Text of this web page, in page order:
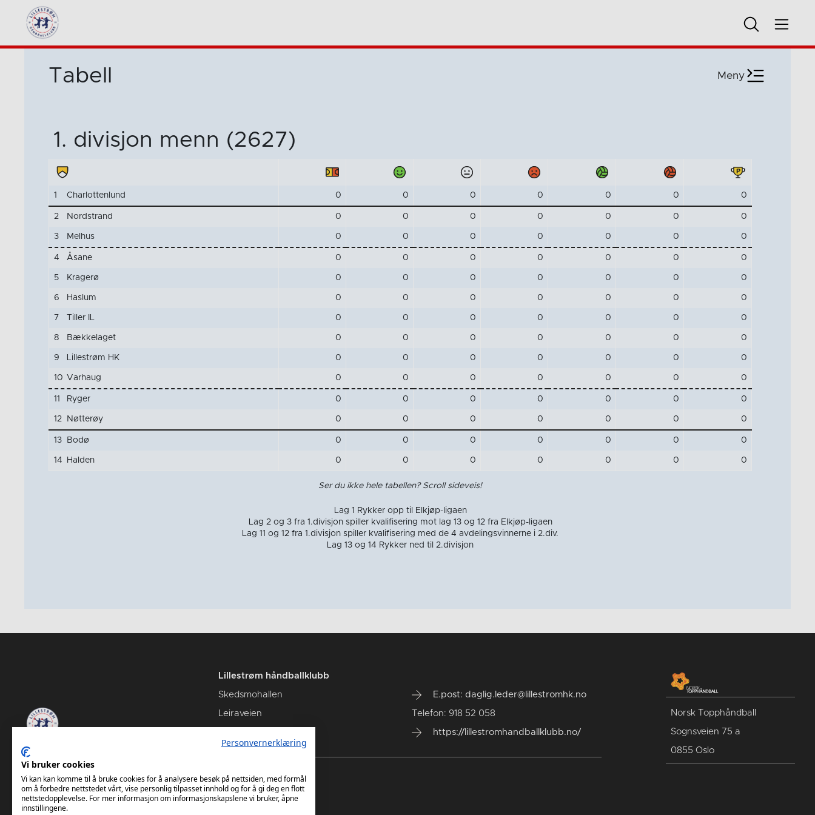
Tabell Meny
1. divisjon menn (2627)
1 Charlottenlund 0 0 0 0 0 0 0
2 Nordstrand 0 0 0 0 0 0 0
3 Melhus 0 0 0 0 0 0 0
4 Åsane 0 0 0 0 0 0 0
5 Kragerø 0 0 0 0 0 0 0
6 Haslum 0 0 0 0 0 0 0
7 Tiller IL 0 0 0 0 0 0 0
8 Bækkelaget 0 0 0 0 0 0 0
9 Lillestrøm HK 0 0 0 0 0 0 0
10 Varhaug 0 0 0 0 0 0 0
11 Ryger 0 0 0 0 0 0 0
12 Nøtterøy 0 0 0 0 0 0 0
13 Bodø 0 0 0 0 0 0 0
14 Halden 0 0 0 0 0 0 0
Ser du ikke hele tabellen? Scroll sideveis!
Lag 1 Rykker opp til Elkjøp-ligaen
Lag 2 og 3 fra 1.divisjon spiller kvalifisering mot lag 13 og 12 fra Elkjøp-ligaen
Lag 11 og 12 fra 1.divisjon spiller kvalifisering med de 4 avdelingsvinnerne i 2.div.
Lag 13 og 14 Rykker ned til 2.divisjon
Lillestrøm håndballklubb
Skedsmohallen
Leiraveien
E.post: daglig.leder@lillestromhk.no
Telefon: 918 52 058
https://lillestromhandballklubb.no/
Norsk Topphåndball
Sognsveien 75 a
0855 Oslo
Personvernerklæring
Vi bruker cookies
Vi kan kan komme til å bruke cookies for å analysere besøk på nettsiden, med formål
om å forbedre nettstedet vårt, vise personlig tilpasset innhold og for å gi deg en flott
nettstedopplevelse. For mer informasjon om informasjonskapslene vi bruker, åpne
innstillingene.